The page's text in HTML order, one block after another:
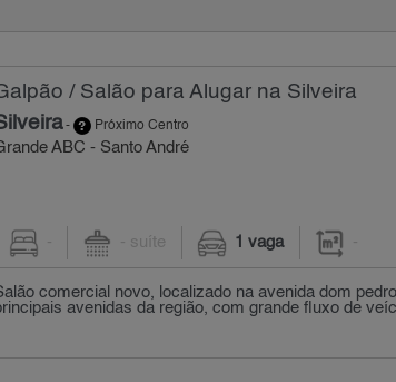
/ Salão para Alugar na Silveira
- Próximo Centro
ABC - Santo André
- - suíte 1 vaga -
comercial novo, localizado na avenida dom
avenidas da região, com grande fluxo de